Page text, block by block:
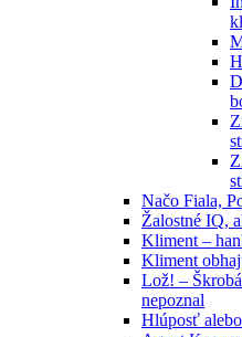
Načo Fiala,
Žalostné IQ,
Kliment –
Kliment
Lož! –
nepoznal
Hlúposť